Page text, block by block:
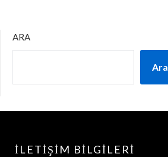
ARA
Ara
İLETIŞIM BILGILERI